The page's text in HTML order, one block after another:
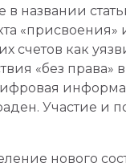
названии
счетов как
«без
Участие
нового